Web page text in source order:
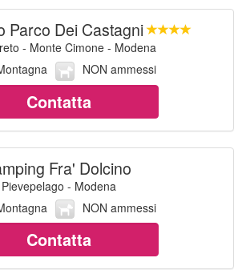
Parco Dei Castagni
- Monte Cimone - Modena
NON ammessi
Contatta
Fra' Dolcino
Pievepelago - Modena
NON ammessi
Contatta